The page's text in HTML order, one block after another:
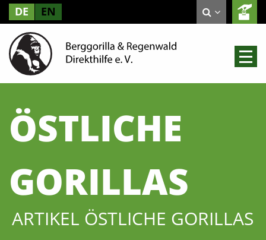
DE EN
ÖSTLICHE
GORILLAS
ARTIKEL ÖSTLICHE GORILLAS